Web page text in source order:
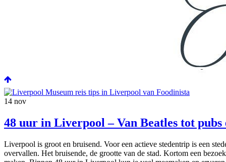
14 nov
48 uur in Liverpool – Van Beatles tot
Liverpool is groot en bruisend. Voor een actieve stedentrip is een
overvallen. Het bruisende, de grootte van de stad. Kortom een